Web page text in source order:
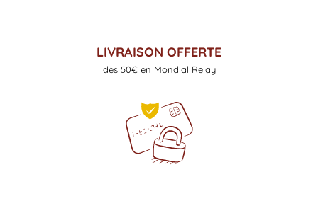
LIVRAISON OFFERTE
dès 50€ en Mondial Relay